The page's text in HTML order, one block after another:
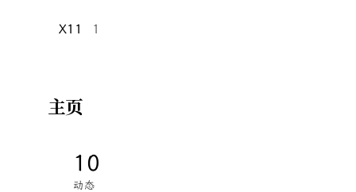
X11 1
主页
10
动态